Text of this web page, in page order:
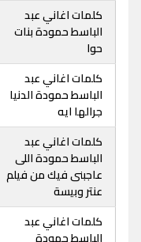
كلمات اغاني عبد
الباسط حمودة بنات
حوا
كلمات اغاني عبد
الباسط حمودة الدنيا
جرالها ايه
كلمات اغاني عبد
الباسط حمودة اللى
عاجبنى فيك من فيلم
عنتر وبيسة
كلمات اغاني عبد